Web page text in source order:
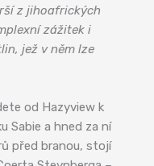
z jihoafrických
zážitek i
jež v něm lze
od Hazyview k
Sabie a hned za ní
před branou, stojí